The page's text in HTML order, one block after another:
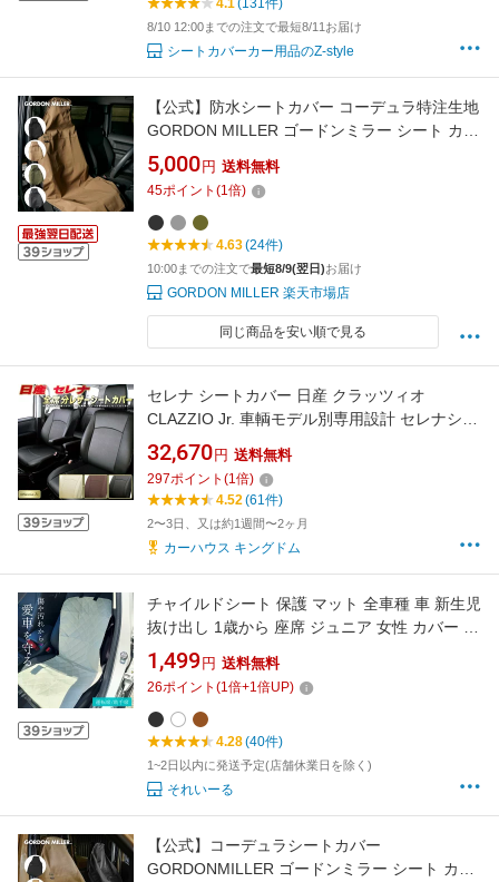
4.1(131件)
8/10 12:00までの注文で最短8/11お届け
シートカバーカー用品のZ-style
【公式】防水シートカバー コーデュラ特注生地
GORDON MILLER ゴードンミラー シート カバ
ー 座席 運転席 助手席 かけるだけ 簡単フロント
収納袋付 カー用品 汎用 耐久 撥水 防汚 PVC シ
ンプル オシャレ コーデュラ CORDURA 車 ジム
ニー JB64 ランドクルーザー60
5,000 円 送料無料
45ポイント (1倍)
4.63(24件)
10:00までの注文で最短8/9(翌日)お届け
GORDON MILLER 楽天市場店
同じ商品を安い順で見る
セレナ シートカバー 日産 クラッツィオ
CLAZZIO Jr. 車輌モデル別専用設計 セレナシー
トカバー 高品質BioPVC カーシート 全席1〜3列
セット セレナ/セレナハイブリッド
32,670 円 送料無料
297ポイント (1倍)
4.52(61件)
2〜3日、又は約1週間〜2ヶ月
カーハウス キングドム
チャイルドシート 保護 マット 全車種 車 新生児
抜け出し 1歳から 座席 ジュニア 女性 カバー シ
ート キズ 汚れ 防止 キックガード 折りたたみ
収納 クッション 防水 赤ちゃん キッズ 犬 猫 ア
ウトドア おもちゃ 厚手 カー グッズ
1,499 円 送料無料
26ポイント (1倍+1倍UP)
4.28(40件)
1~2日以内に発送予定(店舗休業日を除く)
それいーる
【公式】コーデュラシートカバー
GORDONMILLER ゴードンミラー シート カバ